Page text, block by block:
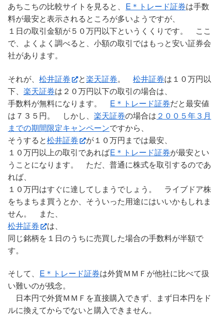
あちこちの比較サイトを見ると、 E＊トレード証券は手数
料が最安と表示されるところが多いようですが、
１日の取引金額が５０万円以下というくくりです。 ここ
で、よくよく調べると、小額の取引ではもっと安い証券会
社があります。
それが、 松井証券 と楽天証券。 松井証券は１０万円以
下、 楽天証券は２０万円以下の取引の場合は、
手数料が無料になります。 E＊トレード証券だと最安値
は７３５円。 しかし、 楽天証券の場合は ２００５年３月
までの期間限定キャンペーンですから、
そうすると松井証券
が１０万円までは最安、
１０万円以上の取引であればE＊トレード証券が最安とい
うことになります。 ただ、普通に株式を取引するのであ
れば、
１０万円はすぐに達してしまうでしょう。 ライブドア株
をちまちま買うとか、そういった用途にはいいかもしれま
せん。 また、
松井証券
は、
同じ銘柄を１日のうちに売買した場合の手数料が半額で
す。
そして、 E＊トレード証券は外貨ＭＭＦが他社に比べて扱
い難いのが残念。
日本円で外貨ＭＭＦを直接購入できず、まず日本円をド
ルに換えてからでないと購入できません。